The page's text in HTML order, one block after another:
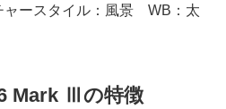
ースタイル：風景 WB：太
Mark Ⅲの特徴